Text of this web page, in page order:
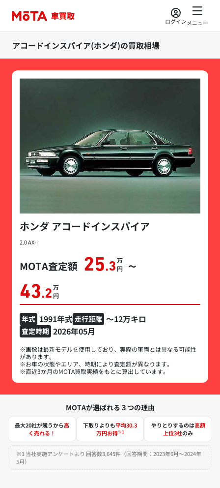
ログインメニュー
アコードインスパイア(ホンダ)の買取相場
ホンダ アコードインスパイア
2.0 AX-i
MOTA査定額 25.3万円 〜
43.2万円
年式 1991年式 走行距離 ～12万キロ
査定時期 2026年05月
※画像は最新モデルを使用しており、実際の車両とは異なる可能性
があります。
※お車の状態やエリア、時期により査定額が異なります。
※直近3か月のMOTA買取実績をもとに算出しています。
MOTAが選ばれる３つの理由
最大20社が競うから高
く売れる！
下取りよりも平均30.3
万円お得※1
やりとりするのは高額
上位3社のみ
※1 当社実施アンケートより 回答数3,645件（回答期間：2023年6月～2024年
5月）